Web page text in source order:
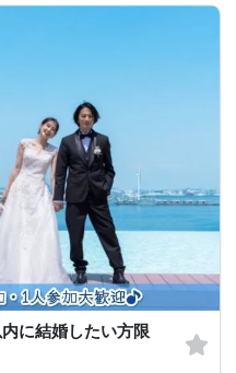
に結婚したい方限